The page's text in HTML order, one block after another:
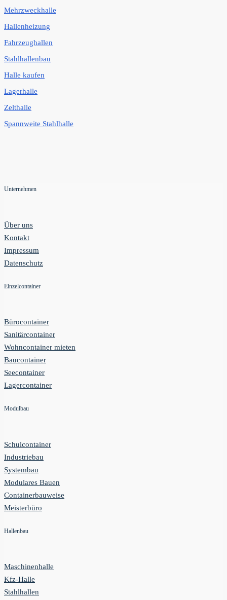
Mehrzweckhalle
Hallenheizung
Fahrzeughallen
Stahlhallenbau
Halle kaufen
Lagerhalle
Zelthalle
Spannweite Stahlhalle
Unternehmen
Über uns
Kontakt
Impressum
Datenschutz
Einzelcontainer
Bürocontainer
Sanitärcontainer
Wohncontainer mieten
Baucontainer
Seecontainer
Lagercontainer
Modulbau
Schulcontainer
Industriebau
Systembau
Modulares Bauen
Containerbauweise
Meisterbüro
Hallenbau
Maschinenhalle
Kfz-Halle
Stahlhallen